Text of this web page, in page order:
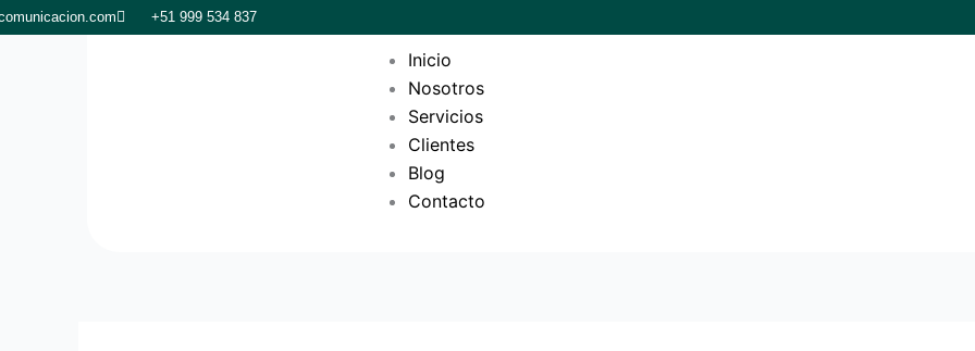
Skip
to
+51 999 534 837
Inicio
Nosotros
Servicios
Clientes
Blog
Contacto